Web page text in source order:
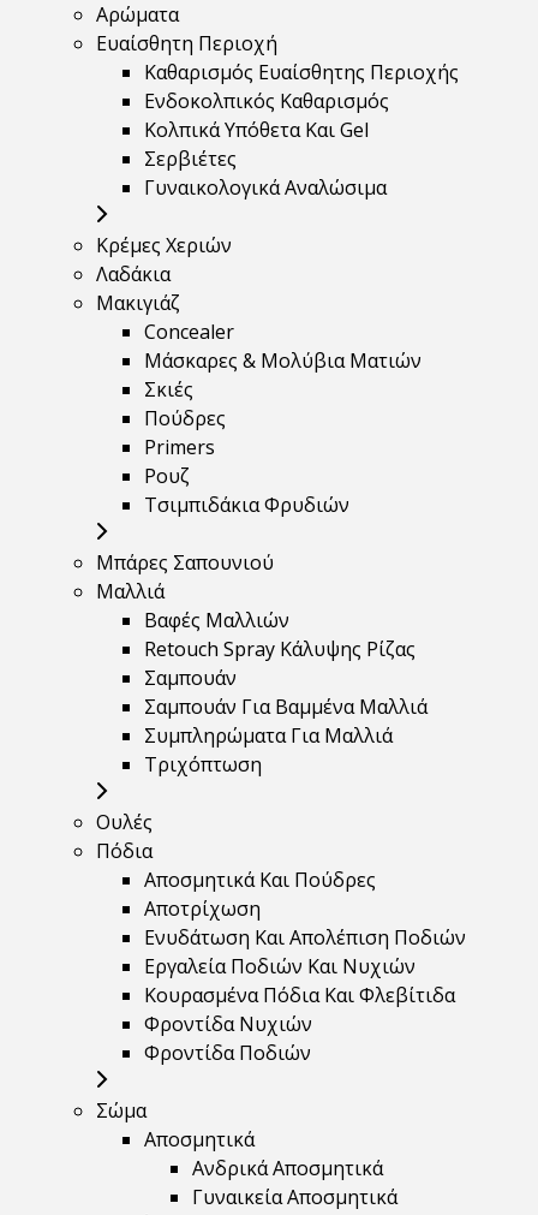
Αρώματα
Ευαίσθητη Περιοχή
Καθαρισμός Ευαίσθητης Περιοχής
Ενδοκολπικός Καθαρισμός
Κολπικά Υπόθετα Και Gel
Σερβιέτες
Γυναικολογικά Αναλώσιμα
Κρέμες Χεριών
Λαδάκια
Μακιγιάζ
Concealer
Μάσκαρες & Μολύβια Ματιών
Σκιές
Πούδρες
Primers
Ρουζ
Τσιμπιδάκια Φρυδιών
Μπάρες Σαπουνιού
Μαλλιά
Βαφές Μαλλιών
Retouch Spray Κάλυψης Ρίζας
Σαμπουάν
Σαμπουάν Για Βαμμένα Μαλλιά
Συμπληρώματα Για Μαλλιά
Τριχόπτωση
Ουλές
Πόδια
Αποσμητικά Και Πούδρες
Αποτρίχωση
Ενυδάτωση Και Απολέπιση Ποδιών
Εργαλεία Ποδιών Και Νυχιών
Κουρασμένα Πόδια Και Φλεβίτιδα
Φροντίδα Νυχιών
Φροντίδα Ποδιών
Σώμα
Αποσμητικά
Ανδρικά Αποσμητικά
Γυναικεία Αποσμητικά